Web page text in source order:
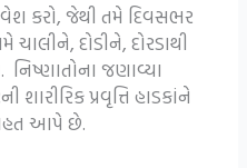
કરો, જેથી તમે દિવસભર
ચાલીને, દોડીને, દોરડાથી
જણાવ્યા
પ્રવૃત્તિ હાડકાંને
આપે છે.